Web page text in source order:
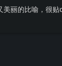
丽的比喻，很